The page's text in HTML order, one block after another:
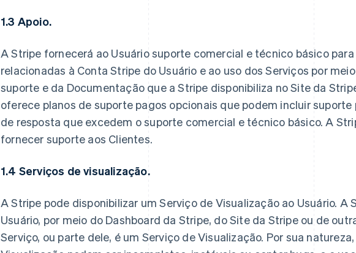
1.3 Apoio.
A Stripe fornecerá ao Usuário suporte comercial e técnico básico
relacionadas à Conta Stripe do Usuário e ao uso dos Serviços por
suporte e da Documentação que a Stripe disponibiliza no Site da
oferece planos de suporte pagos opcionais que podem incluir
de resposta que excedem o suporte comercial e técnico básico. A
fornecer suporte aos Clientes.
1.4 Serviços de visualização.
A Stripe pode disponibilizar um Serviço de Visualização ao Usuário. A
Usuário, por meio do Dashboard da Stripe, do Site da Stripe ou de
Serviço, ou parte dele, é um Serviço de Visualização. Por sua